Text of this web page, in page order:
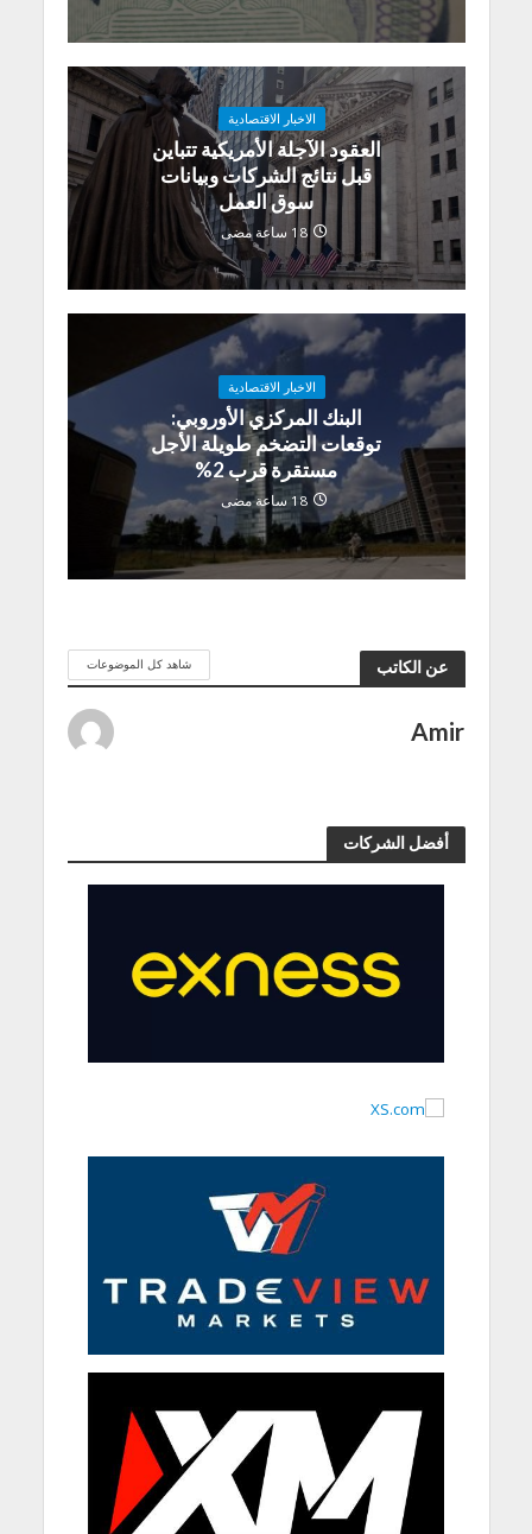
الاخبار الاقتصادية
العقود الآجلة الأمريكية تتباين
قبل نتائج الشركات وبيانات
سوق العمل
18 ساعة مضى
الاخبار الاقتصادية
البنك المركزي الأوروبي:
توقعات التضخم طويلة الأجل
مستقرة قرب 2%
18 ساعة مضى
عن الكاتب شاهد كل الموضوعات
Amir
أفضل الشركات